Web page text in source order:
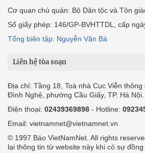
Cơ quan chủ quản: Bộ Dân tộc và Tôn
Số giấy phép: 146/GP-BVHTTDL, cấp
Tổng biên tập: Nguyễn Văn Bá
Liên hệ tòa soạn
Địa chỉ: Tầng 18, Toà nhà Cục Viễn thông
Đình Nghệ, phường Cầu Giấy, TP. Hà Nội.
Điện thoại: 02439369898 - Hotline:
Email: vietnamnet@vietnamnet.vn
© 1997 Báo VietNamNet. All rights
lại thông tin từ website này khi có sự